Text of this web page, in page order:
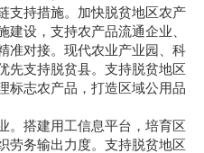
支持措施。加快脱贫地区农产
设，支持农产品流通企业、
准对接。现代农业产业园、科
先支持脱贫县。支持脱贫地区
标志农产品，打造区域公用品
搭建用工信息平台，培育区
劳务输出力度。支持脱贫地区